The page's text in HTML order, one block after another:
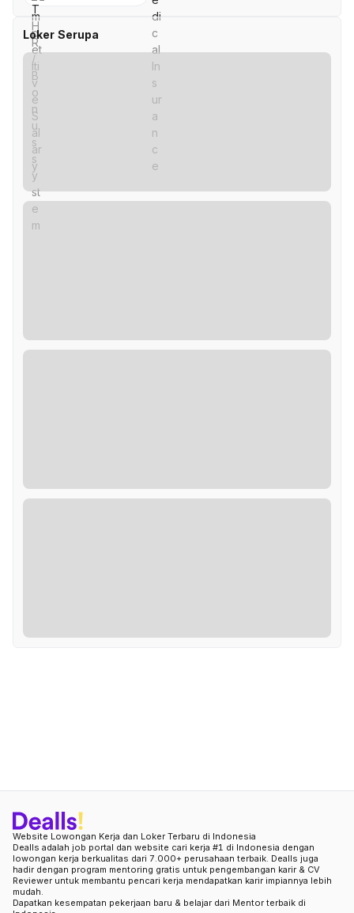
Loker Serupa
Website Lowongan Kerja dan Loker Terbaru di Indonesia
Dealls adalah job portal dan website cari kerja #1 di Indonesia dengan
lowongan kerja berkualitas dari 7.000+ perusahaan terbaik. Dealls juga
hadir dengan program mentoring gratis untuk pengembangan karir & CV
Reviewer untuk membantu pencari kerja mendapatkan karir impiannya lebih
mudah.
Dapatkan kesempatan pekerjaan baru & belajar dari Mentor terbaik di